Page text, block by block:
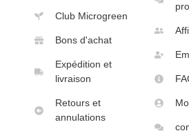
Club Microgreen
Bons d'achat
Expédition et
livraison
Retours et
annulations